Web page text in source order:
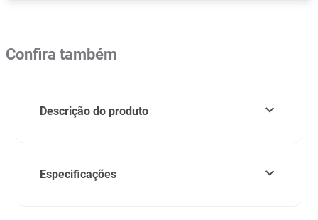
Confira também
Descrição do produto
Especificações